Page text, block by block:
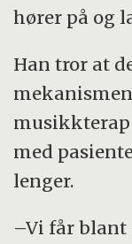
hører på og
Han tror at
med
lenger.
–Vi får